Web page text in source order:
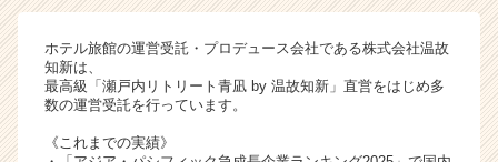
就
サ
イ
ト
ホテル旅館の運営受託・プロデュース会社である株式会社温故
知新は、
最高級「瀬戸内リトリート青凪 by 温故知新」直営をはじめ多
数の運営受託を行っています。
《これまでの実績》